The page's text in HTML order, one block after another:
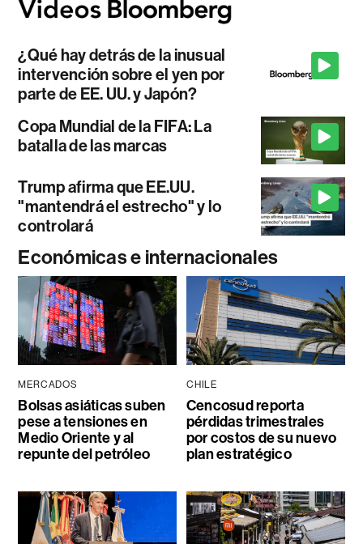
¿Qué hay detrás de la inusual
intervención sobre el yen por
parte de EE. UU. y Japón?
Copa Mundial de la FIFA: La
batalla de las marcas
Trump afirma que EE.UU.
"mantendrá el estrecho" y lo
controlará
Económicas e internacionales
MERCADOS
Bolsas asiáticas suben
pese a tensiones en
Medio Oriente y al
repunte del petróleo
CHILE
Cencosud reporta
pérdidas trimestrales
por costos de su nuevo
plan estratégico